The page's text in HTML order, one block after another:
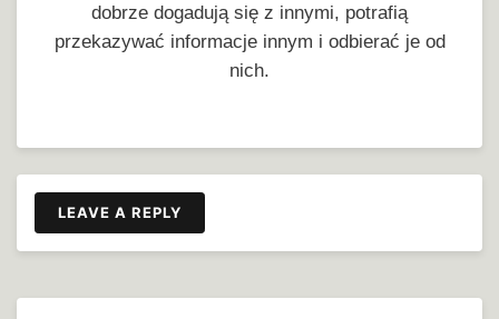
dobrze dogadują się z innymi, potrafią
przekazywać informacje innym i odbierać je od
nich.
LEAVE A REPLY